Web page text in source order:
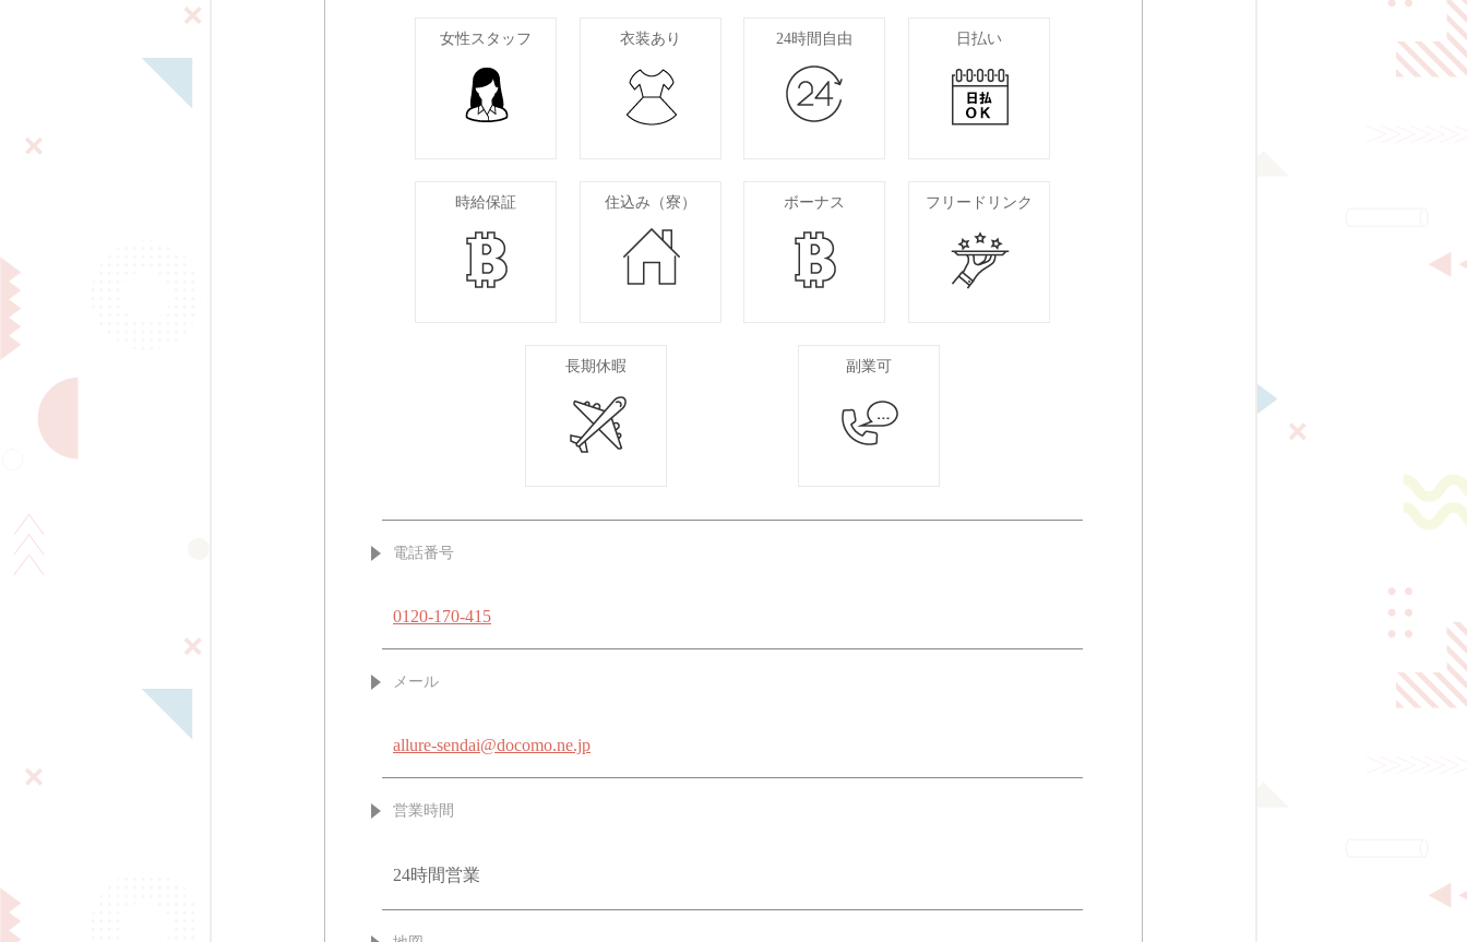
女性スタッフ 衣装あり 24時間自由 日払い
時給保証 住込み（寮） ボーナス フリードリンク
長期休暇 副業可
電話番号
0120-170-415
メール
allure-sendai@docomo.ne.jp
営業時間
24時間営業